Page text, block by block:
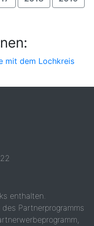
mit dem Lochkreis
enthalten.
Partnerprogramms